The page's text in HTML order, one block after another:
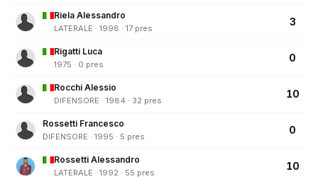
Riela Alessandro
LATERALE · 1998 · 17 pres
3
Rigatti Luca
1975 · 0 pres
0
Rocchi Alessio
DIFENSORE · 1984 · 32 pres
10
Rossetti Francesco
DIFENSORE · 1995 · 5 pres
0
Rossetti Alessandro
LATERALE · 1992 · 55 pres
10